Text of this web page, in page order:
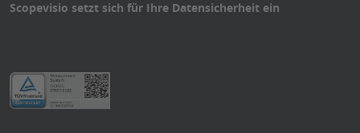
Scopevisio setzt sich für Ihre Datensicherheit ein